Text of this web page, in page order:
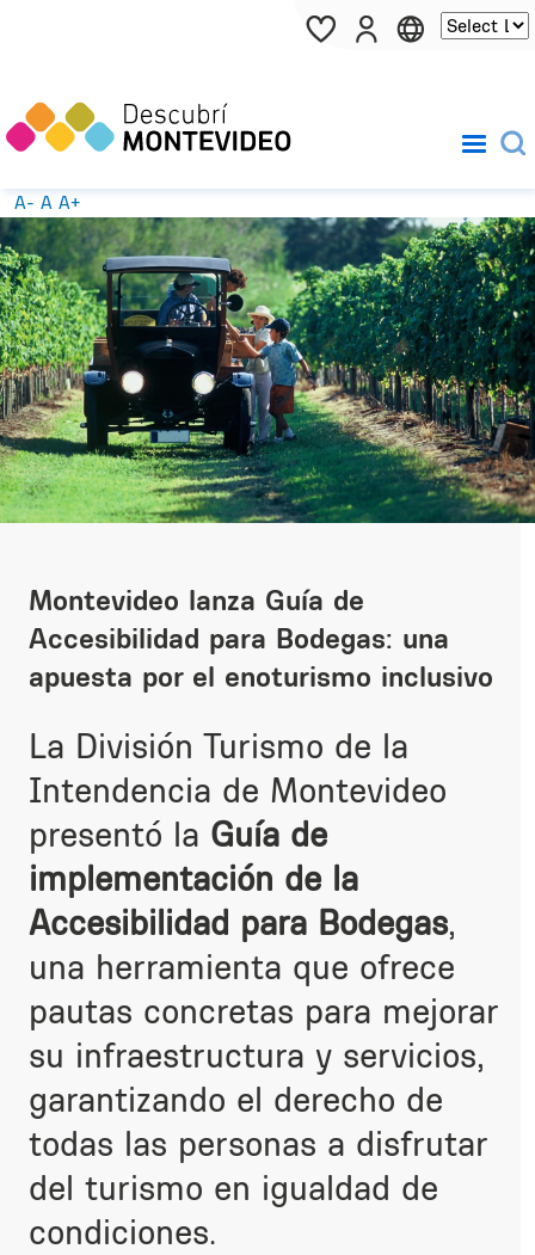
Pasar al contenido principal
A- A A+
Montevideo lanza Guía de
Accesibilidad para Bodegas: una
apuesta por el enoturismo inclusivo
La División Turismo de la
Intendencia de Montevideo
presentó la Guía de
implementación de la
Accesibilidad para Bodegas,
una herramienta que ofrece
pautas concretas para mejorar
su infraestructura y servicios,
garantizando el derecho de
todas las personas a disfrutar
del turismo en igualdad de
condiciones.